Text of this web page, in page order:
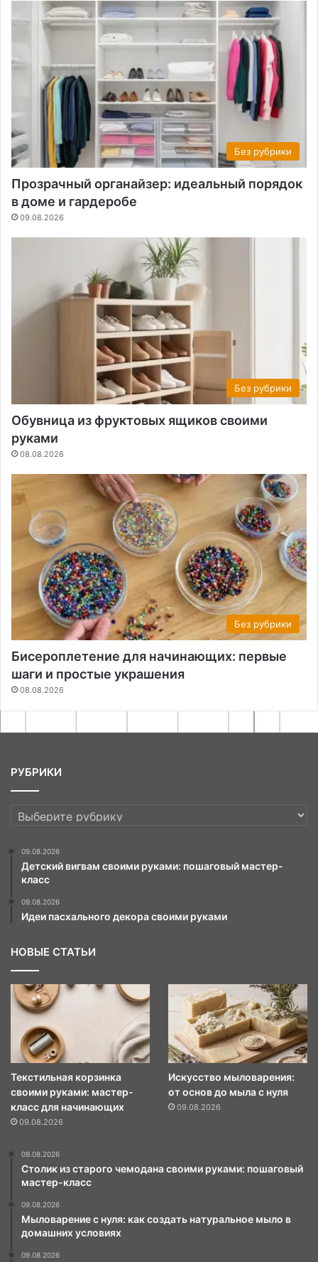
Без рубрики
Прозрачный органайзер: идеальный порядок
в доме и гардеробе
09.08.2026
Без рубрики
Обувница из фруктовых ящиков своими
руками
08.08.2026
Без рубрики
Бисероплетение для начинающих: первые
шаги и простые украшения
08.08.2026
РУБРИКИ
РУБРИКИ
09.08.2026
Детский вигвам своими руками: пошаговый мастер-
класс
09.08.2026
Идеи пасхального декора своими руками
НОВЫЕ СТАТЬИ
Текстильная корзинка
своими руками: мастер-
класс для начинающих
09.08.2026
Искусство мыловарения:
от основ до мыла с нуля
09.08.2026
09.08.2026
Столик из старого чемодана своими руками: пошаговый
мастер-класс
09.08.2026
Мыловарение с нуля: как создать натуральное мыло в
домашних условиях
09.08.2026